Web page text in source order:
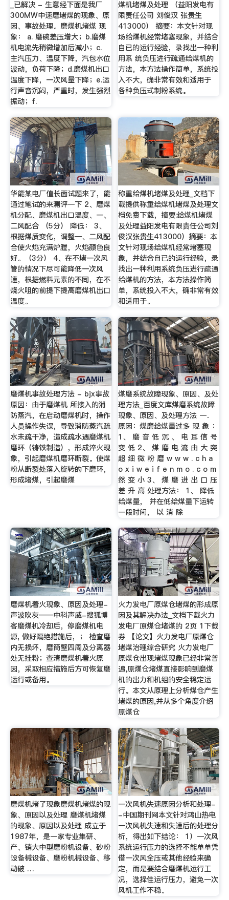
_已解决 - 生意经下面是我厂
300MW中速磨堵煤的现象、原
因、事故处理。磨煤机堵煤 现
象： a. 磨碗差压增大；b.磨煤
机电流先稍微增加后减小；c.
主汽压力、温度下降，汽包水位
波动，负荷下降；d.磨煤机出口
温度下降，一次风量下降；e.运
行声音沉闷，严重时，发生强烈
振动；f.
煤机堵煤及处理 （益阳发电有
限责任公司 刘俊汉 张贵生
413000） 摘要：本文针对现
场给煤机经常堵塞现象，并结合
自已的运行经验，录找出一种利
用系 统负压进行疏通给煤机的
方法，本方法操作简单，系统投
入不大，确非常有效和适用于
各种负压式制粉系统。
华能某电厂值长面试题来了，能
通过笔试的来测评一下 2、磨煤
机分配、磨煤机出口温度、一、
二风配合 （5分） 降低： 3、
根据煤质变化，调整一、二风配
合使火焰充满炉膛，火焰颜色良
好。（3分） 4、在不堵一次风
管的情况下尽可能降低一次风
速，根据燃料元素的不同，在不
烧火咀的前提下提高磨煤机出口
温度。
称重给煤机堵煤及处理_文档下
载提供称重给煤机堵煤及处理文
档免费下载，摘要:给煤机堵煤
及处理益阳发电有限责任公司刘
俊汉张贵生413000）摘要：本
文针对现场给煤机经常堵塞现
象，并结合自已的运行经验，录
找出一种利用系统负压进行疏通
给煤机的方法，本方法操作简
单，系统投入不大，确非常有效
和适用于。
磨煤机事故处理方法 - bjx事故
原因：由于磨煤机 所接入的消
防蒸汽，在启动磨煤机时，操作
人员操作失误，导致消防蒸汽疏
水未疏干净，造成疏水遇磨煤机
磨环（铸铁制造），形成淬火现
象，引起磨煤机磨环断裂。使煤
粉从断裂处落入旋转的下磨环，
形成堵煤，引起磨煤
煤磨系统故障现象、原因、及处
理方法_百度文库煤磨系统故障
现象、原因、及处理方法 一．
原因：煤磨给煤量过多 现 象 ：
1、 磨 音 低 沉 、 电 耳 信 号
变 低 2、 煤 磨 电 流 由 大 突
超 细 微 粉 磨 w w w . c h a
o x i w e i f e n m o . c o m
然 变 小 3、 煤 磨 进 出 口 压
差 升 高 处理方法： 1、 降低
给煤量， 并在低给煤量下运转
一段时间， 以 消 除
磨煤机着火现象、原因及处理-
声波吹灰——中科声威-搜狐博
客磨煤机冷却后，停磨煤机电
源, 做好隔绝措施后，； 检查磨
内无损坏，磨筒壁四周及分离器
处无挂粉；查清磨煤机着火原
因，采取相应措施后方可恢复磨
运行或备用。
火力发电厂原煤仓堵煤的形成原
因及其解决办法_文档下载火力
发电厂原煤仓堵煤的 2页 1下载
券 【论文】火力发电厂原煤仓
堵煤治理综合研究 火力发电厂
原煤仓出现堵煤现象已经非常普
遍,原煤仓堵煤直接影响到磨煤
机的出力和机组的安全稳定运
行。本文从原理上分析煤仓产生
堵煤的原因,并从多个角度介绍
原煤仓
磨煤机堵了现象磨煤机堵煤的现
象、原因以及处理 磨煤机堵煤
的现象、原因以及处理 成立于
1987年，是一家专业集研、
产、销大中型磨粉机设备、砂粉
设备械设备、磨粉机械设备、移
动破 …
一次风机失速原因分析和处理-
-中国期刊网本文针对鸿山热电
一次风机失速和失速后的处理分
析，得出如下结论： 1）一次风
系统运行压力的选择不能单单凭
借一次风全压或其他经验来确
定，而是要结合磨煤机运行工
况，选择佳运行压力，避免一次
风机工作不稳。